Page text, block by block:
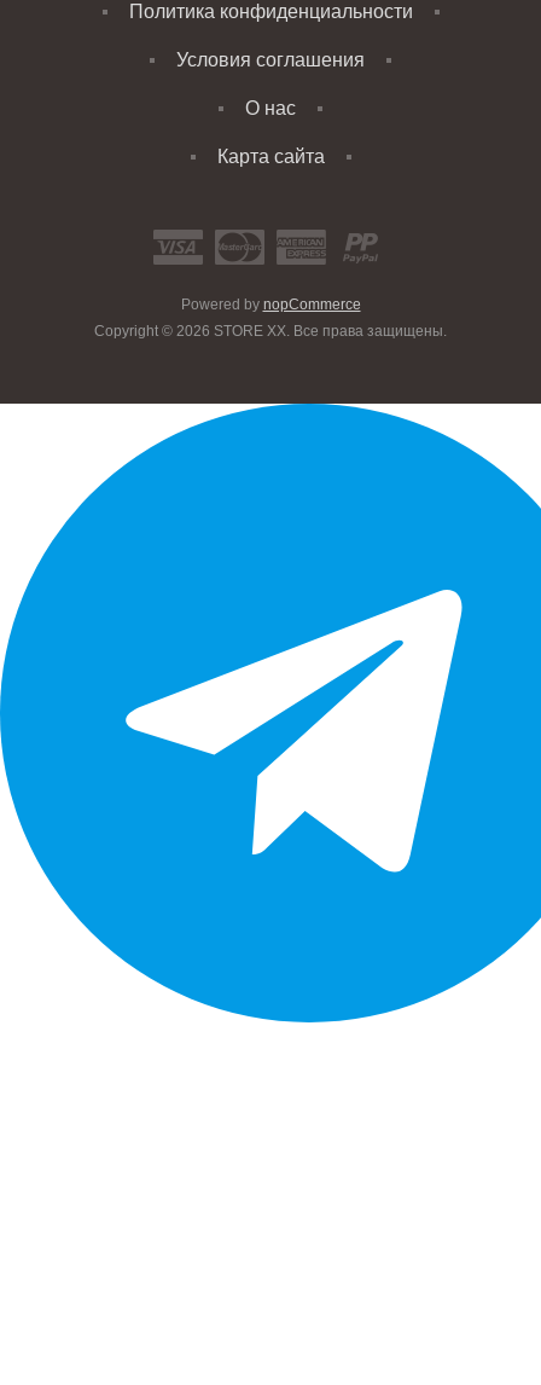
Политика конфиденциальности
Условия соглашения
О нас
Карта сайта
Powered by nopCommerce
Copyright © 2026 STORE XX. Все права защищены.